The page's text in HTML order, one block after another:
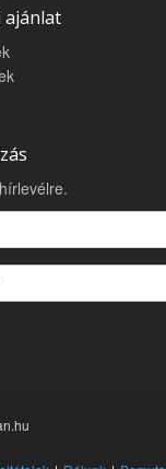
ajánlat